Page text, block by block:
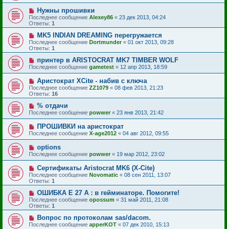
Нужны прошивки
Последнее сообщение Alexey86 « 23 дек 2013, 04:24
Ответы: 1
MK5 INDIAN DREAMING перегружается
Последнее сообщение Dortmunder« 01 окт 2013, 09:28
Ответы: 1
принтер в ARISTOCRAT MK7 TIMBER WOLF
Последнее сообщение gametest « 12 апр 2013, 18:59
Аристократ XCite - набив с ключа
Последнее сообщение ZZ1079 « 08 фев 2013, 21:23
Ответы: 16
% отдачи
Последнее сообщение powwer « 23 янв 2013, 21:42
ПРОШИВКИ на аристократ
Последнее сообщение X-age2012 « 04 авг 2012, 09:55
options
Последнее сообщение powwer « 19 мар 2012, 23:02
Сертификаты Aristocrat MK6 (X-Cite)
Последнее сообщение Novomatic « 08 сен 2011, 13:07
Ответы: 1
ОШИБКА Е 27 А : в гейминаторе. Помогите!
Последнее сообщение opossum « 31 май 2011, 21:08
Ответы: 1
Вопрос по протоколам sas/dacom.
Последнее сообщение apperKOT « 07 дек 2010, 15:13